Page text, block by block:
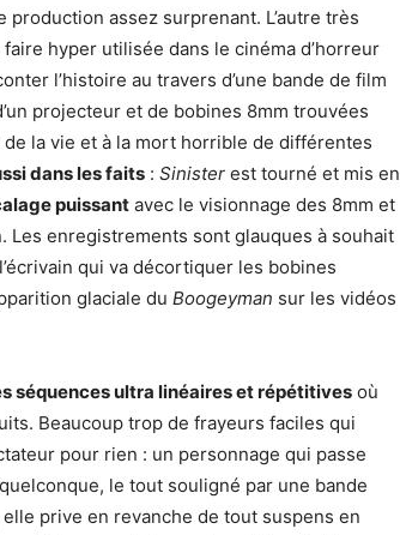
assez surprenant. L’autre très
hyper utilisée dans le cinéma d’horreur
l’histoire au travers d’une bande de film
projecteur et de bobines 8mm trouvées
la vie et à la mort horrible de différentes
dans les faits : Sinister est tourné et mis en
puissant avec le visionnage des 8mm et
Les enregistrements sont glauques à souhait
qui va décortiquer les bobines
glaciale du Boogeyman sur les vidéos
séquences ultra linéaires et répétitives où
Beaucoup trop de frayeurs faciles qui
pour rien : un personnage qui passe
le tout souligné par une bande
prive en revanche de tout suspens en